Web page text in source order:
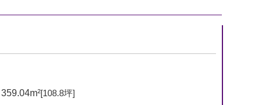
359.04m²[108.8坪]